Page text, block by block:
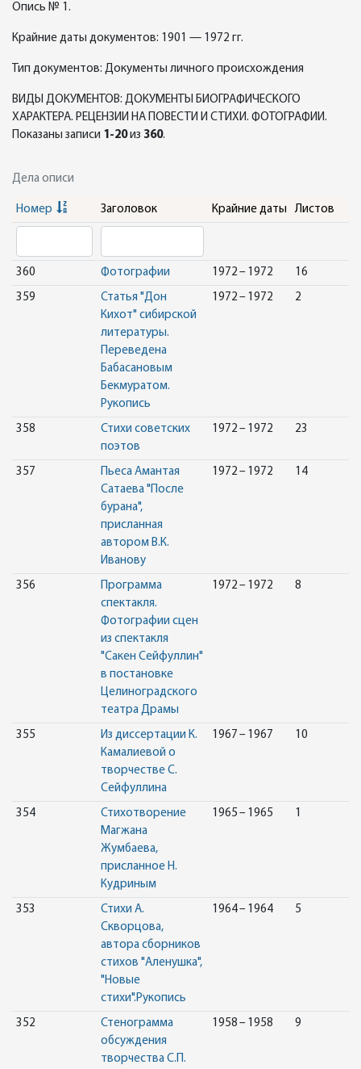
Опись № 1.
Крайние даты документов: 1901 — 1972 гг.
Тип документов: Документы личного происхождения
ВИДЫ ДОКУМЕНТОВ: ДОКУМЕНТЫ БИОГРАФИЧЕСКОГО
ХАРАКТЕРА. РЕЦЕНЗИИ НА ПОВЕСТИ И СТИХИ. ФОТОГРАФИИ.
Показаны записи 1-20из 360.
Дела описи
Номер Заголовок Крайние даты Листов
360 Фотографии 1972 – 1972 16
359
Статья "Дон
Кихот" сибирской
литературы.
Переведена
Бабасановым
Бекмуратом.
Рукопись
1972 – 1972 2
358
Стихи советских
поэтов
1972 – 1972 23
357
Пьеса Амантая
Сатаева "После
бурана",
присланная
автором В.К.
Иванову
1972 – 1972 14
356
Программа
спектакля.
Фотографии сцен
из спектакля
"Сакен Сейфуллин"
в постановке
Целиноградского
театра Драмы
1972 – 1972 8
355
Из диссертации К.
Камалиевой о
творчестве С.
Сейфуллина
1967 – 1967 10
354
Стихотворение
Магжана
Жумбаева,
присланное Н.
Кудриным
1965 – 1965 1
353
Стихи А.
Скворцова,
автора сборников
стихов "Аленушка",
"Новые
стихи".Рукопись
1964 – 1964 5
352
Стенограмма
обсуждения
творчества С.П.
1958 – 1958 9